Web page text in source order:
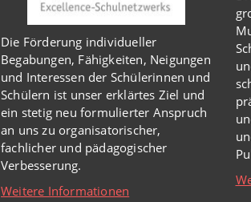
Die Förderung individueller
Begabungen, Fähigkeiten, Neigungen
und Interessen der Schülerinnen und
Schülern ist unser erklärtes Ziel und
ein stetig neu formulierter Anspruch
an uns zu organisatorischer,
fachlicher und pädagogischer
Verbesserung.
Weitere Informationen